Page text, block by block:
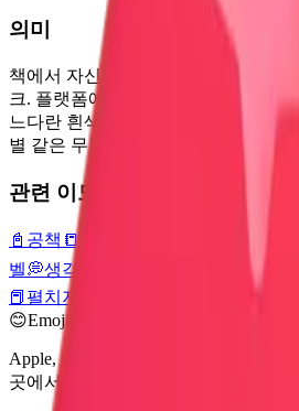
의미
책에서 자신의 자리나 읽던 위치를
크. 플랫폼에 따라 모양은 다르지만,
느다란 흰색 또는 빨간색 띠로 묘사
별 같은 무늬가 함께 표현됩니다.
관련 이모지
📓 공책 📒
벨💭생각 풍선 차
📕 펼치지 않은 책
😊Emoji Directory
Apple, Google, Microsoft 등 여러 디
곳에서 탐색하고 다운로드하세요.